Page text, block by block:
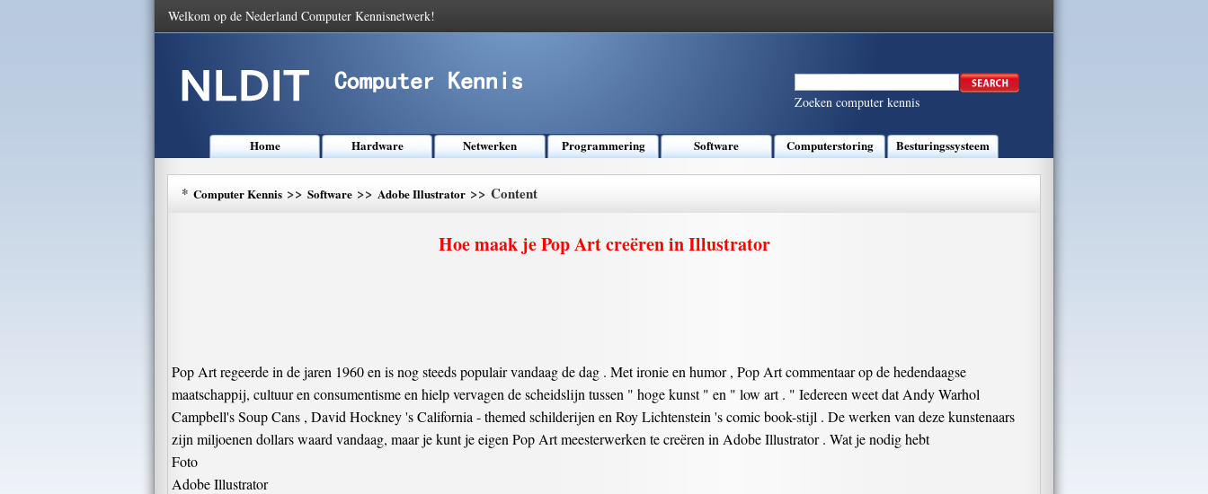
Welkom op de Nederland Computer Kennisnetwerk!
Zoeken computer kennis
Home Hardware Netwerken Programmering Software Computerstoring Besturingssysteem
* Computer Kennis >> Software >> Adobe Illustrator >> Content
Hoe maak je Pop Art creëren in Illustrator
Pop Art regeerde in de jaren 1960 en is nog steeds populair vandaag de dag . Met ironie en humor , Pop Art commentaar op de hedendaagse
maatschappij, cultuur en consumentisme en hielp vervagen de scheidslijn tussen " hoge kunst " en " low art . " Iedereen weet dat Andy Warhol
Campbell's Soup Cans , David Hockney 's California - themed schilderijen en Roy Lichtenstein 's comic book-stijl . De werken van deze kunstenaars
zijn miljoenen dollars waard vandaag, maar je kunt je eigen Pop Art meesterwerken te creëren in Adobe Illustrator . Wat je nodig hebt
Foto
Adobe Illustrator